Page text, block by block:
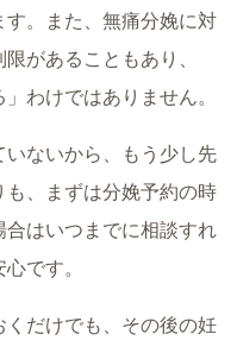
。また、無痛分娩に対
があることもあり、
わけではありません。
ないから、もう少し先
、まずは分娩予約の時
合はいつまでに相談すれ
です。
くだけでも、その後の妊